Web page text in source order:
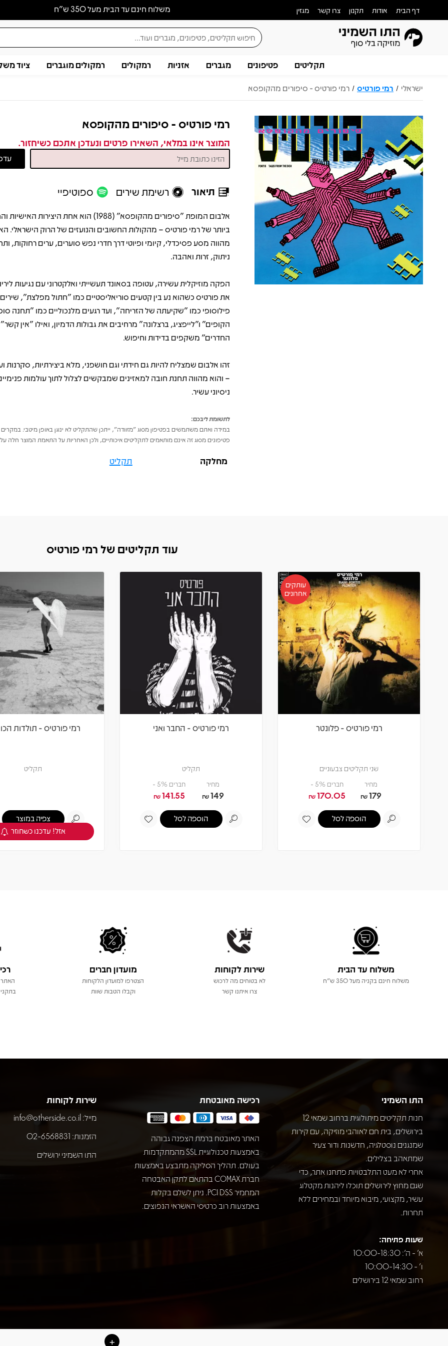
משלוח חינם עד הבית מעל 350 ש״ח דף הבית אודות תקנון צרו קשר מגזין
תקליטים פטיפונים מגברים אזניות רמקולים רמקולים מוגברים ציוד
ישראלי / רמי פורטיס / רמי פורטיס - סיפורים מהקופסא
רמי פורטיס - סיפורים מהקופסא
המוצר אינו במלאי, השאירו פרטים ונעדכן אתכם כשיחזור.
תיאור רשימת שירים ספוטיפיי
אלבום המופת "סיפורים מהקופסא" (1988) הוא אחת היצירות
ביותר של רמי פורטיס – מהקולות החשובים והנועזים של הרוק הישראלי.
מהווה מסע פסיכדלי, קיומי ופיוטי דרך חדרי נפש סוערים, ערים רחוקות,
ניתוק, זרות ואהבה.
הפקה מוזיקלית עשירה, עטופה בסאונד תעשייתי ואלקטרוני עם נגיעות
את פורטיס כשהוא נע בין קטעים סוריאליסטיים כמו "חתול מפלצת", שירים
פילוסופי כמו "שקיעתה של הזריחה", ועד רגעים מלנכוליים כמו "תחנה
הקופים" ו"לייפציג, ברצלונה" מרחיבים את גבולות הדמיון, ואילו "אין קשר"
החדרים" משקפים בדידות וחיפוש.
זהו אלבום שמצליח להיות גם חידתי וגם חושפני, מלא ביצירתיות, סקרנות
– והוא מהווה תחנת חובה למאזינים שמבקשים לצלול לתוך עולמות
ניסיוני עשיר.
לתשומת ליבכם:
במידה ואתם משתמשים בפטיפון מסוג "מזוודה", ייתכן שהתקליט לא ינוגן באופן מיטבי.
פטיפונים מסוג זה אינם מותאמים לתקליטים איכותיים, ולכן האחריות על התאמת המוצר חלה
מחלקה תקליט
עוד תקליטים של רמי פורטיס
רמי פורטיס - פלונטר
שני תקליטים צבעוניים
מחיר
179
₪
חברים 5% -
170.05
₪
הוספה לסל
עותקים
אחרונים
רמי פורטיס - החבר ואני
תקליט
מחיר
149
₪
חברים 5% -
141.55
₪
הוספה לסל
רמי פורטיס - תולדות
תקליט
צפיה במוצר
אזל! עדכנו כשחוזר
משלוח עד הבית
משלוח חינם בקניה מעל 350 ש"ח
שירות לקוחות
לא בטוחים מה לרכוש
צרו איתנו קשר
מועדון חברים
הצטרפו למועדון הלקוחות
וקבלו הטבות שוות
התו השמיני
חנות תקליטים מיתולוגית ברחוב שמאי 12
בירושלים, בית חם לאוהבי מוזיקה, עם קירות
שמנגנים נוסטלגיה, חדשנות ודור צעיר
שמתאהב בצלילים.
אחרי לא מעט התלבטויות פתחנו אתר, כדי
שגם מחוץ לירושלים תוכלו ליהנות מקטלוג
עשיר, מקצועי, מיבוא מיוחד ובמחירים ללא
תחרות.
שעות פתיחה:
א' - ה': 10:00-18:30
ו' - 10:00-14:30
רחוב שמאי 12 בירושלים
רכישה מאובטחת
האתר מאובטח ברמת הצפנה גבוהה
באמצעות טכנולוגיית SSL מהמתקדמות
בעולם. תהליך הסליקה מתבצע באמצעות
חברת COMAX בהתאם לתקן האבטחה
המחמיר PCI DSS. ניתן לשלם בקלות
באמצעות רוב כרטיסי האשראי הנפוצים.
שירות לקוחות
מייל: info@otherside.co.il
הזמנות: 02-6568831
התו השמיני ירושלים